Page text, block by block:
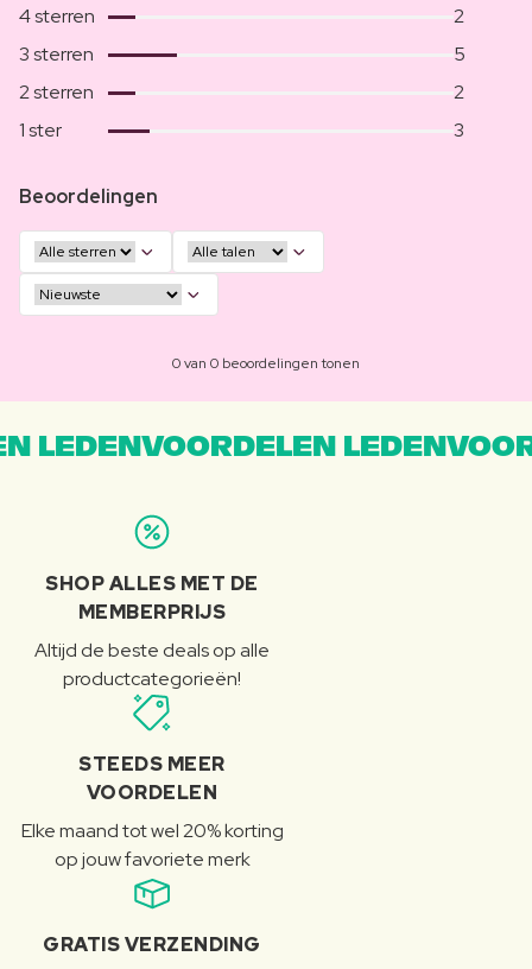
4 sterren
2
3 sterren
5
2 sterren
2
1 ster
3
Beoordelingen
0 van 0 beoordelingen tonen
LEDENVOORDELEN
SHOP ALLES MET DE
MEMBERPRIJS
Altijd de beste deals op alle
productcategorieën!
STEEDS MEER
VOORDELEN
Elke maand tot wel 20% korting
op jouw favoriete merk
GRATIS VERZENDING